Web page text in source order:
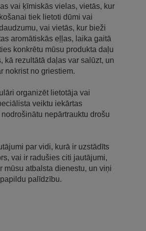
vai ķīmiskās vielas, vietās, kur
tiek lietoti dūmi vai
vai vietās, kur bieži
aromātiskās eļļas, laika gaitā
konkrētu mūsu produkta daļu
kā rezultātā daļas var salūzt, un
nokrist no griestiem.
organizēt lietotāja vai
veiktu iekārtas
nepārtrauktu drošu
par vidi, kurā ir uzstādīts
vai ir radušies citi jautājumi,
mūsu atbalsta dienestu, un viņi
palīdzību.